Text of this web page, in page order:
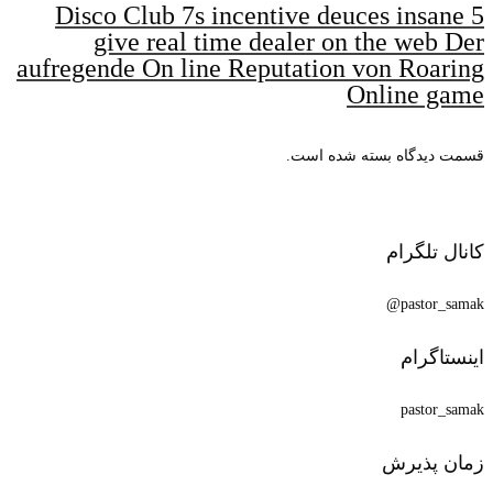
Disco Club 7s incentive deuces insane 5
give real time dealer on the web Der
aufregende On line Reputation von Roaring
Online game
قسمت دیدگاه بسته شده است.
کانال تلگرام
pastor_samak@
اینستاگرام
pastor_samak
زمان پذیرش